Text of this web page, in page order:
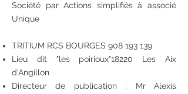
Société par Actions simplifiés à associé
Unique
TRITIUM RCS BOURGES 908 193 139
Lieu dit "les poirioux"18220 Les Aix
d'Angillon
Directeur de publication : Mr Alexis